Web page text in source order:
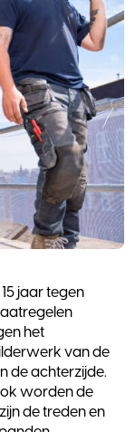
jaar tegen
het
van de
de achterzijde.
worden de
de treden en